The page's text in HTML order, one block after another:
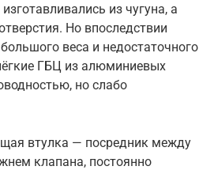
из чугуна, а
Но впоследствии
веса и недостаточного
ГБЦ из алюминиевых
но слабо
втулка — посредник между
клапана, постоянно